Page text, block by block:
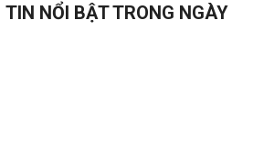
TIN NỔI BẬT TRONG NGÀY